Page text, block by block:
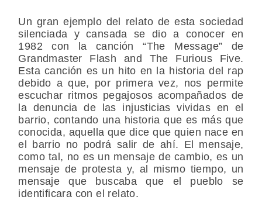
Un gran ejemplo del relato de esta sociedad
silenciada y cansada se dio a conocer en
1982 con la canción “The Message” de
Grandmaster Flash and The Furious Five.
Esta canción es un hito en la historia del rap
debido a que, por primera vez, nos permite
escuchar ritmos pegajosos acompañados de
la denuncia de las injusticias vividas en el
barrio, contando una historia que es más que
conocida, aquella que dice que quien nace en
el barrio no podrá salir de ahí. El mensaje,
como tal, no es un mensaje de cambio, es un
mensaje de protesta y, al mismo tiempo, un
mensaje que buscaba que el pueblo se
identificara con el relato.